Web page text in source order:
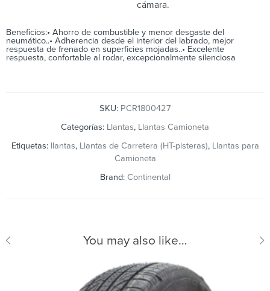
cámara.
Beneficios:• Ahorro de combustible y menor desgaste del
neumático..• Adherencia desde el interior del labrado, mejor
respuesta de frenado en superficies mojadas..• Excelente
respuesta, confortable al rodar, excepcionalmente silenciosa
SKU: PCR1800427
Categorías: Llantas, Llantas Camioneta
Etiquetas: llantas, Llantas de Carretera (HT-pisteras), Llantas para
Camioneta
Brand: Continental
You may also like…